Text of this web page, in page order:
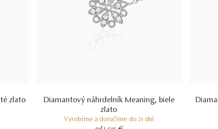
zlato
Diamantový náhrdelník Meaning, biele
zlato
Vyrobíme a doručíme do 21 dní